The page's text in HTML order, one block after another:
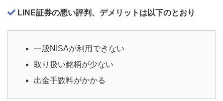
LINE証券の悪い評判、デメリットは以下のとおり
一般NISAが利用できない
取り扱い銘柄が少ない
出金手数料がかかる